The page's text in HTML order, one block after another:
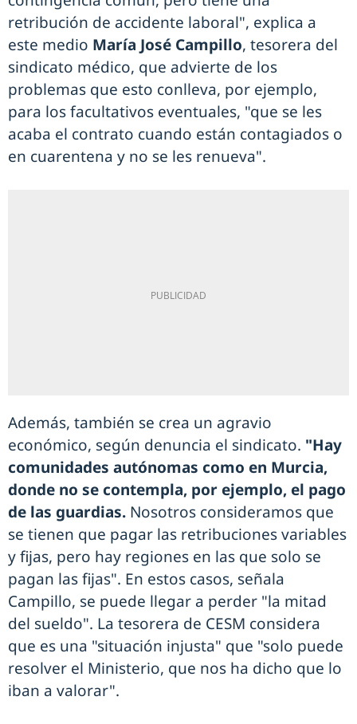
retribución de accidente laboral", explica a
este medio María José Campillo, tesorera del
sindicato médico, que advierte de los
problemas que esto conlleva, por ejemplo,
para los facultativos eventuales, "que se les
acaba el contrato cuando están contagiados o
en cuarentena y no se les renueva".
Además, también se crea un agravio
económico, según denuncia el sindicato. "Hay
comunidades autónomas como en Murcia,
donde no se contempla, por ejemplo, el pago
de las guardias. Nosotros consideramos que
se tienen que pagar las retribuciones variables
y fijas, pero hay regiones en las que solo se
pagan las fijas". En estos casos, señala
Campillo, se puede llegar a perder "la mitad
del sueldo". La tesorera de CESM considera
que es una "situación injusta" que "solo puede
resolver el Ministerio, que nos ha dicho que lo
iban a valorar".